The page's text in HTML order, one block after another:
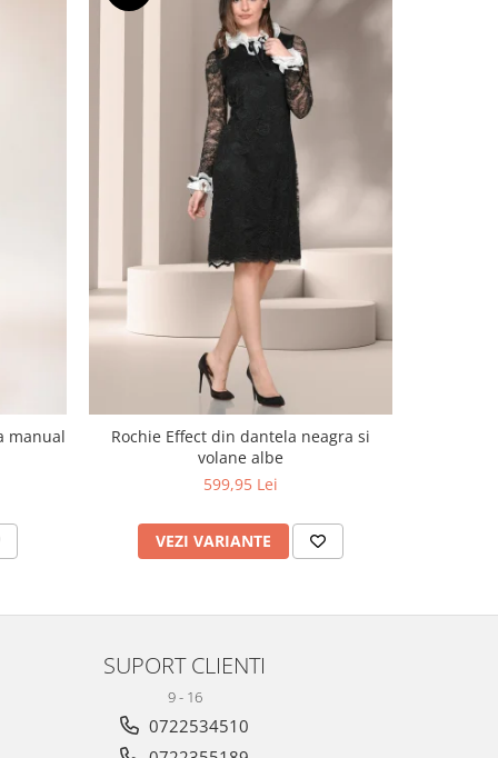
manual
Rochie Effect din dantela neagra si
volane albe
599,95 Lei
VEZI VARIANTE
SUPORT CLIENTI
9 - 16
0722534510